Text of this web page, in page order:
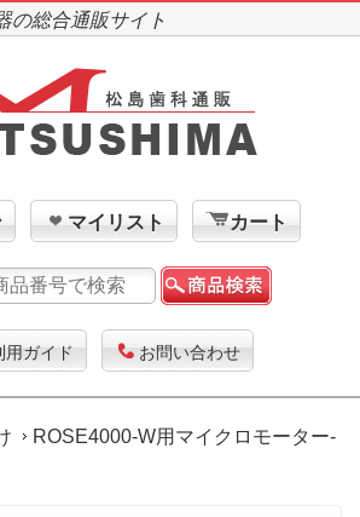
の総合通販サイト
マイリスト カート
用ガイド お問い合わせ
ROSE4000-W用マイクロモーター-